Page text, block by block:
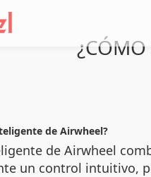
de Airwheel?
de Airwheel
un control intuitivo,